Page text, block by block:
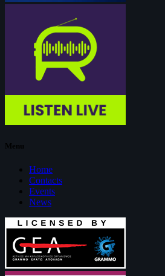
Menu
Home
Contacts
Events
News